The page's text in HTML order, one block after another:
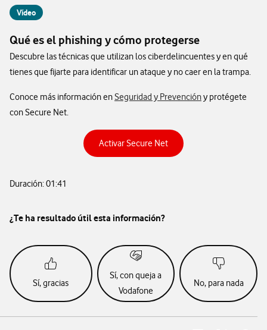
Vídeo
Qué es el phishing y cómo protegerse
Descubre las técnicas que utilizan los ciberdelincuentes y en qué
tienes que fijarte para identificar un ataque y no caer en la trampa.
Conoce más información enSeguridad y Prevencióny protégete
con Secure Net.
Activar Secure Net
Duración: 01:41
¿Te ha resultado útil esta información?
Sí, gracias
Sí, con queja a
Vodafone
No, para nada